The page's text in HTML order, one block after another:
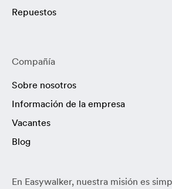
Repuestos
En Easywalker, nuestra misión es
Compañía
Sobre nosotros
Información de la empresa
Vacantes
Blog